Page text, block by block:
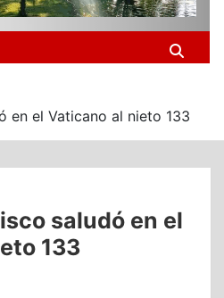
en el Vaticano al nieto 133
saludó en el
133